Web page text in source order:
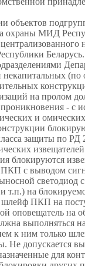
объектов
охраны МИД
Беларусь.
(по
на пролом
- с
и
защиты по РД
блокируются
с выводом
светодиод
т.п.) на
шлейф ПКП на
оповещатель на
выполняться
к ним только
Не допускается
для